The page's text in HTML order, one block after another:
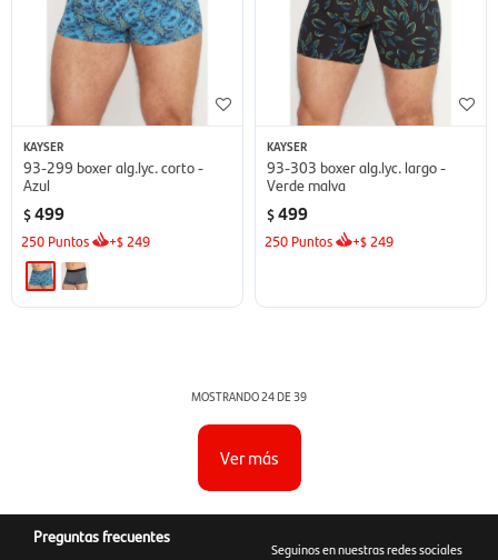
KAYSER
93-299 boxer alg.lyc. corto -
Azul
$499
250 Puntos +$ 249
KAYSER
93-303 boxer alg.lyc. largo -
Verde malva
$499
250 Puntos +$ 249
MOSTRANDO24DE 39
Ver más
Preguntas frecuentes
Seguinos en nuestras redes sociales